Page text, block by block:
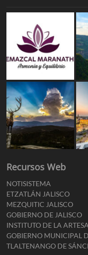
Recursos Web
NOTISISTEMA
ETZATLÁN JALISCO
MEZQUITIC JALISCO
GOBIERNO DE JALISCO
INSTITUTO DE LA
GOBIERNO MUNICIPAL
TLALTENANGO DE